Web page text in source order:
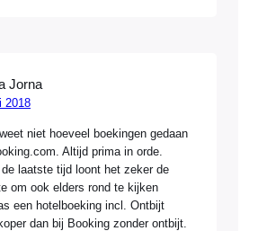
Jorna
2018
niet hoeveel boekingen gedaan
Altijd prima in orde.
de laatste tijd loont het zeker de
om ook elders rond te kijken
een hotelboeking incl. Ontbijt
dan bij Booking zonder ontbijt.